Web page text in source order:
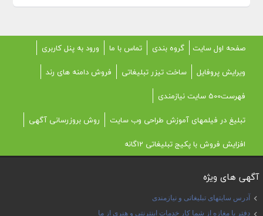
صفحه اول سایت گروه بندی تماس با ما
ورود به پنل کاربری
ویرایش پروفایل
ساخت تیزر تبلیغاتی
فروش دامنه های رند
فهرست500 سایت نیازمندی
تبلیغ در فیلمهای آموزش طراحی وب سایت
روش بروزرسانی آگهی
افزایش فروش با پکیج تبلیغاتی 12گانه
آگهی های ویژه
آدرس سایتهای تبلیغاتی و نیازمندی
دفتر یا مغازه از شما کار خدمات اینترنتی و هنری از ما